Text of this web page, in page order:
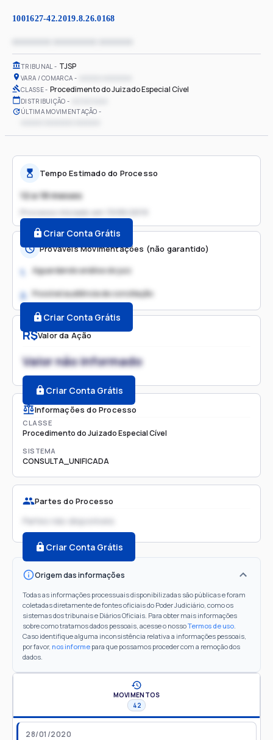
1001627-42.2019.8.26.0168
TRIBUNAL TJSP
VARA / COMARCA
CLASSE Procedimento do Juizado Especial Cível
DISTRIBUIÇÃO
ÚLTIMA MOVIMENTAÇÃO
R$Valor da Ação
Valor não informado
Criar Conta Grátis
Informações do Processo
CLASSE
Procedimento do Juizado Especial Cível
SISTEMA
CONSULTA_UNIFICADA
Partes do Processo
Partes não disponíveis
Criar Conta Grátis
Origem das informações
Todas as informações processuais disponibilizadas são públicas e foram
coletadas diretamente de fontes oficiais do Poder Judiciário, como os
sistemas dos tribunais e Diários Oficiais. Para obter mais informações
sobre como tratamos dados pessoais, acesse o nossoTermos de uso.
Caso identifique alguma inconsistência relativa a informações pessoais,
por favor, nos informe para que possamos proceder com a remoção dos
dados.
Tempo Estimado do Processo
12 a 18 meses
Processo iniciado em
Criar Conta Grátis
Prováveis Movimentações (não garantido)
1. Aguardando análise do juiz
2. Possível audiência de conciliação
Criar Conta Grátis
MOVIMENTOS
42
28/01/2020